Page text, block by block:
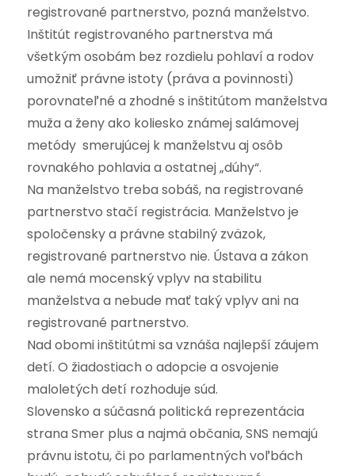
registrované partnerstvo, pozná manželstvo.
Inštitút registrovaného partnerstva má
všetkým osobám bez rozdielu pohlaví a rodov
umožniť právne istoty (práva a povinnosti)
porovnateľné a zhodné s inštitútom manželstva
muža a ženy ako koliesko známej salámovej
metódy smerujúcej k manželstvu aj osôb
rovnakého pohlavia a ostatnej „dúhy“.
Na manželstvo treba sobáš, na registrované
partnerstvo stačí registrácia. Manželstvo je
spoločensky a právne stabilný zväzok,
registrované partnerstvo nie. Ústava a zákon
ale nemá mocenský vplyv na stabilitu
manželstva a nebude mať taký vplyv ani na
registrované partnerstvo.
Nad obomi inštitútmi sa vznáša najlepší záujem
detí. O žiadostiach o adopcie a osvojenie
maloletých detí rozhoduje súd.
Slovensko a súčasná politická reprezentácia
strana Smer plus a najmä občania, SNS nemajú
právnu istotu, či po parlamentných voľbách